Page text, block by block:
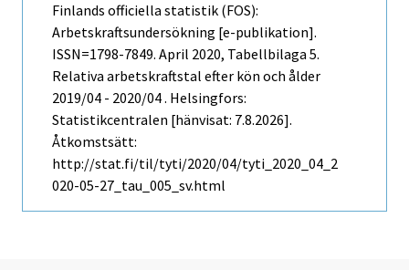
Finlands officiella statistik (FOS):
Arbetskraftsundersökning [e-publikation].
ISSN=1798-7849. April 2020, Tabellbilaga 5.
Relativa arbetskraftstal efter kön och ålder
2019/04 - 2020/04 . Helsingfors:
Statistikcentralen [hänvisat: 7.8.2026].
Åtkomstsätt:
http://stat.fi/til/tyti/2020/04/tyti_2020_04_2
020-05-27_tau_005_sv.html